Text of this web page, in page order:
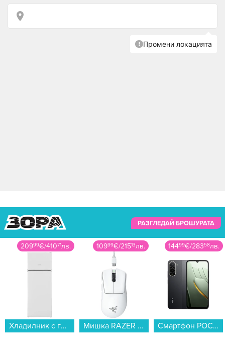
РАЗГЛЕДАЙ БРОШУРАТА
20999€/41071лв.
Хладилник с горна камера Crown GN 263E , 213 l, E , Бял , Статична...
10999€/21513лв.
Мишка RAZER Deathadder V3 Pro Бяла RZ01-04630200-R3G1...
14499€/28358лв.
Смартфон POCO C81 PRO 128/4 BLACK , 128 GB, 4 GB...